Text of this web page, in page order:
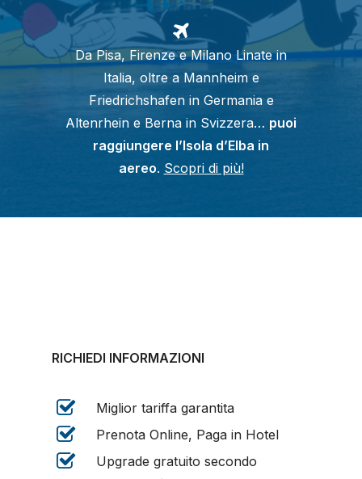
Da Pisa, Firenze e Milano Linate in
Italia, oltre a Mannheim e
Friedrichshafen in Germania e
Altenrhein e Berna in Svizzera… puoi
raggiungere l’Isola d’Elba in
aereo. Scopri di più!
RICHIEDI INFORMAZIONI
Miglior tariffa garantita
Prenota Online, Paga in Hotel
Upgrade gratuito secondo